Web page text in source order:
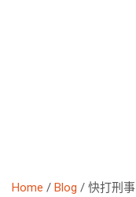
Home Blog 快打刑事